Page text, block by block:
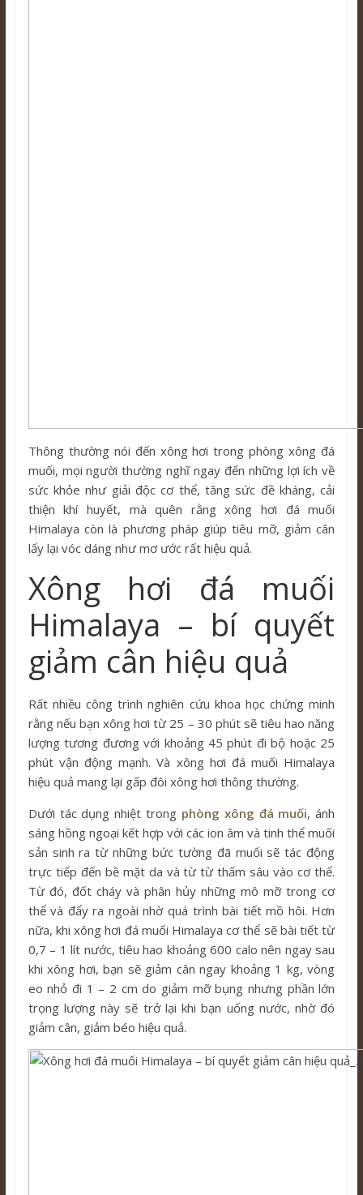
Thông thường nói đến xông hơi trong phòng xông đá
muối, mọi người thường nghĩ ngay đến những lợi ích về
sức khỏe như giải độc cơ thể, tăng sức đề kháng, cải
thiện khí huyết, mà quên rằng xông hơi đá muối
Himalaya còn là phương pháp giúp tiêu mỡ, giảm cân
lấy lại vóc dáng như mơ ước rất hiệu quả.
Xông hơi đá muối
Himalaya – bí quyết
giảm cân hiệu quả
Rất nhiều công trình nghiên cứu khoa học chứng minh
rằng nếu bạn xông hơi từ 25 – 30 phút sẽ tiêu hao năng
lượng tương đương với khoảng 45 phút đi bộ hoặc 25
phút vận động mạnh. Và xông hơi đá muối Himalaya
hiệu quả mang lại gấp đôi xông hơi thông thường.
Dưới tác dụng nhiệt trong phòng xông đá muối, ánh
sáng hồng ngoại kết hợp với các ion âm và tinh thể muối
sản sinh ra từ những bức tường đã muối sẽ tác động
trực tiếp đến bề mặt da và từ từ thấm sâu vào cơ thể.
Từ đó, đốt cháy và phân hủy những mô mỡ trong cơ
thể và đẩy ra ngoài nhờ quá trình bài tiết mồ hôi. Hơn
nữa, khi xông hơi đá muối Himalaya cơ thể sẽ bài tiết từ
0,7 – 1 lít nước, tiêu hao khoảng 600 calo nên ngay sau
khi xông hơi, bạn sẽ giảm cân ngay khoảng 1 kg, vòng
eo nhỏ đi 1 – 2 cm do giảm mỡ bụng nhưng phần lớn
trọng lượng này sẽ trở lại khi bạn uống nước, nhờ đó
giảm cân, giảm béo hiệu quả.